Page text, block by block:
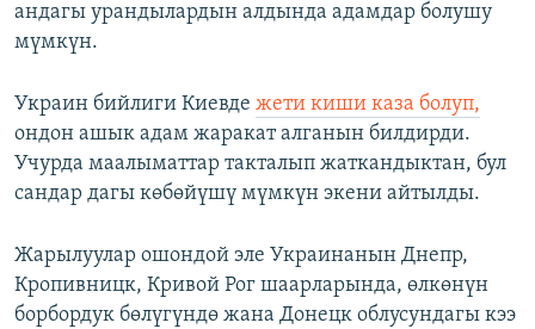
андагы урандылардын алдында адамдар болушу
мүмкүн.
Украин бийлиги Киевде жети киши каза болуп,
ондон ашык адам жаракат алганын билдирди.
Учурда маалыматтар такталып жаткандыктан, бул
сандар дагы көбөйүшү мүмкүн экени айтылды.
Жарылуулар ошондой эле Украинанын Днепр,
Кропивницк, Кривой Рог шаарларында, өлкөнүн
борбордук бөлүгүндө жана Донецк облусундагы кээ